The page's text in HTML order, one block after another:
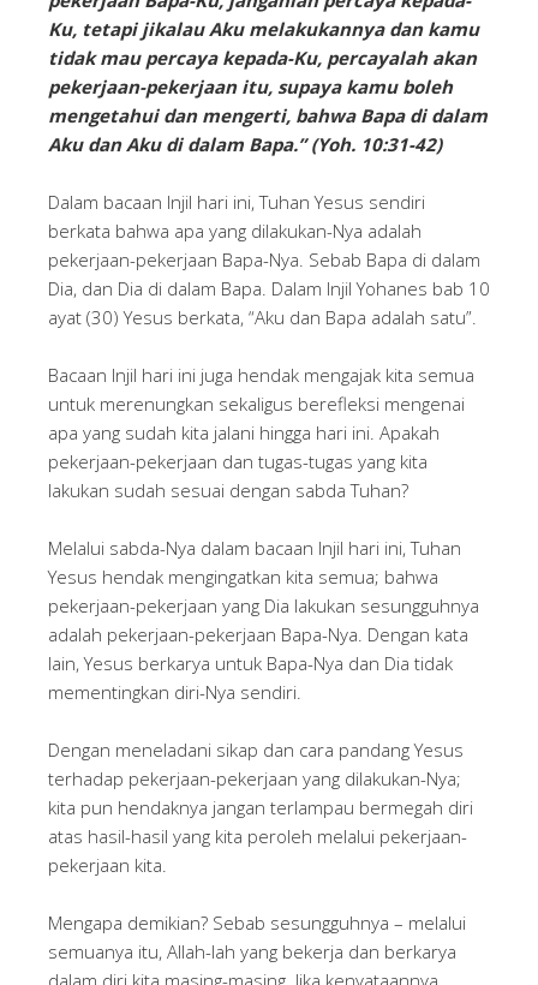
Ku, tetapi jikalau Aku melakukannya dan kamu
tidak mau percaya kepada-Ku, percayalah akan
pekerjaan-pekerjaan itu, supaya kamu boleh
mengetahui dan mengerti, bahwa Bapa di dalam
Aku dan Aku di dalam Bapa.” (Yoh. 10:31-42)
Dalam bacaan Injil hari ini, Tuhan Yesus sendiri
berkata bahwa apa yang dilakukan-Nya adalah
pekerjaan-pekerjaan Bapa-Nya. Sebab Bapa di dalam
Dia, dan Dia di dalam Bapa. Dalam Injil Yohanes bab 10
ayat (30) Yesus berkata, “Aku dan Bapa adalah satu”.
Bacaan Injil hari ini juga hendak mengajak kita semua
untuk merenungkan sekaligus berefleksi mengenai
apa yang sudah kita jalani hingga hari ini. Apakah
pekerjaan-pekerjaan dan tugas-tugas yang kita
lakukan sudah sesuai dengan sabda Tuhan?
Melalui sabda-Nya dalam bacaan Injil hari ini, Tuhan
Yesus hendak mengingatkan kita semua; bahwa
pekerjaan-pekerjaan yang Dia lakukan sesungguhnya
adalah pekerjaan-pekerjaan Bapa-Nya. Dengan kata
lain, Yesus berkarya untuk Bapa-Nya dan Dia tidak
mementingkan diri-Nya sendiri.
Dengan meneladani sikap dan cara pandang Yesus
terhadap pekerjaan-pekerjaan yang dilakukan-Nya;
kita pun hendaknya jangan terlampau bermegah diri
atas hasil-hasil yang kita peroleh melalui pekerjaan-
pekerjaan kita.
Mengapa demikian? Sebab sesungguhnya – melalui
semuanya itu, Allah-lah yang bekerja dan berkarya
dalam diri kita masing-masing. Jika kenyataannya